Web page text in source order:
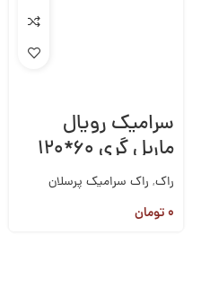
سرامیک رویال
ماربل گری ۶۰*۱۲۰
راک, راک سرامیک پرسلان
60*120
, ۰تومان